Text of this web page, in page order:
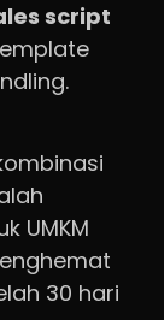
script
UMKM
30 hari